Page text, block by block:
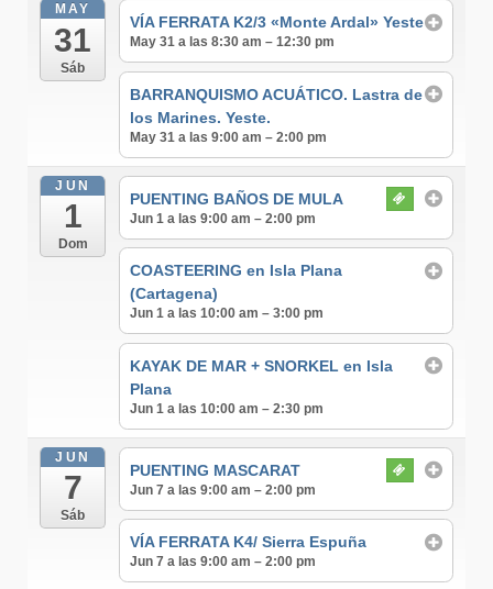
MAY
31
Sáb
VÍA FERRATA K2/3 «Monte Ardal» Yeste
May 31 a las 8:30 am – 12:30 pm
BARRANQUISMO ACUÁTICO. Lastra de
los Marines. Yeste.
May 31 a las 9:00 am – 2:00 pm
JUN
1
Dom
PUENTING BAÑOS DE MULA
Jun 1 a las 9:00 am – 2:00 pm
COASTEERING en Isla Plana
(Cartagena)
Jun 1 a las 10:00 am – 3:00 pm
KAYAK DE MAR + SNORKEL en Isla
Plana
Jun 1 a las 10:00 am – 2:30 pm
JUN
7
Sáb
PUENTING MASCARAT
Jun 7 a las 9:00 am – 2:00 pm
VÍA FERRATA K4/ Sierra Espuña
Jun 7 a las 9:00 am – 2:00 pm